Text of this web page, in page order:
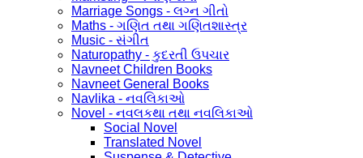
Marriage Songs - લગ્ન ગીતો
Maths - ગણિત તથા ગણિતશાસ્ત્ર
Music - સંગીત
Naturopathy - કુદરતી ઉપચાર
Navneet Children Books
Navneet General Books
Navlika - નવલિકાઓ
Novel - નવલકથા તથા નવલિકાઓ
Social Novel
Translated Novel